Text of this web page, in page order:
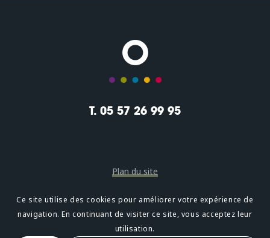
T. 05 57 26 99 95
Plan du site
Mentions légales
Confidentialité
Ce site utilise des cookies pour améliorer votre expérience de
navigation. En continuant de visiter ce site, vous acceptez leur
utilisation.